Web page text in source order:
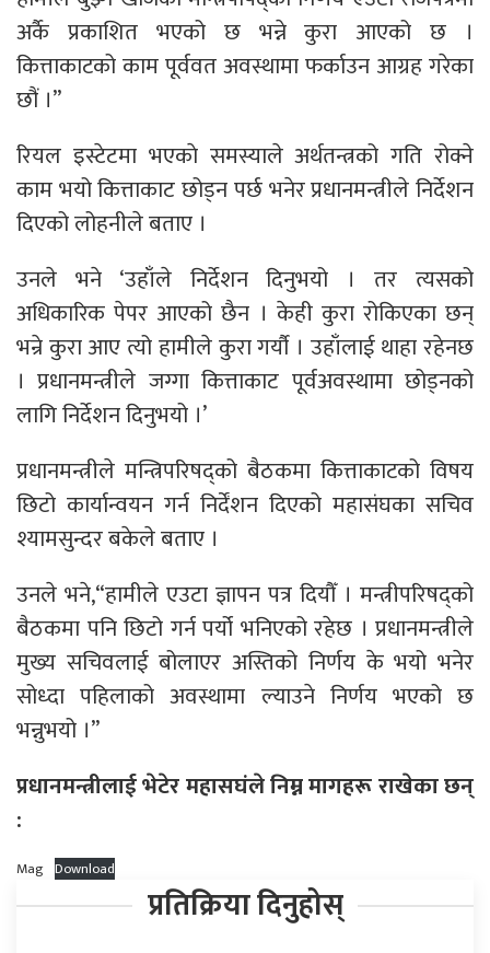
अर्कै प्रकाशित भएको छ भन्ने कुरा आएको छ ।
कित्ताकाटको काम पूर्ववत अवस्थामा फर्काउन आग्रह गरेका
छौं ।”
रियल इस्टेटमा भएकाे समस्याले अर्थतन्त्रको गति रोक्ने
काम भयो कित्ताकाट छोड्न पर्छ भनेर प्रधानमन्त्रीले निर्देशन
दिएको लोहनीले बताए ।
उनले भने ‘उहाँले निर्देशन दिनुभयो । तर त्यसको
अधिकारिक पेपर आएको छैन । केही कुरा रोकिएका छन्
भन्रे कुरा आए त्यो हामीले कुरा गर्यौ । उहाँलाई थाहा रहेनछ
। प्रधानमन्त्रीले जग्गा कित्ताकाट पूर्वअवस्थामा छोड्नको
लागि निर्देशन दिनुभयो ।’
प्रधानमन्त्रीले मन्त्रिपरिषद्को बैठकमा कित्ताकाटको विषय
छिटो कार्यान्वयन गर्न निर्देंशन दिएको महासंघका सचिव
श्यामसुन्दर बकेले बताए ।
उनले भने,“हामीले एउटा ज्ञापन पत्र दियौँ । मन्त्रीपरिषद्को
बैठकमा पनि छिटो गर्न पर्यो भनिएको रहेछ । प्रधानमन्त्रीले
मुख्य सचिवलाई बोलाएर अस्तिको निर्णय के भयो भनेर
सोध्दा पहिलाको अवस्थामा ल्याउने निर्णय भएको छ
भन्नुभयो ।”
प्रधानमन्त्रीलाई भेटेर महासघंले निम्न मागहरू राखेका छन्
:
Mag Download
प्रतिक्रिया दिनुहोस्